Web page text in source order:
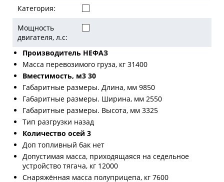
Категория:
Мощность
двигателя, л.с:
Производитель НЕФАЗ
Масса перевозимого груза, кг 31400
Вместимость, м3 30
Габаритные размеры. Длина, мм 9850
Габаритные размеры. Ширина, мм 2550
Габаритные размеры. Высота, мм 3325
Тип разгрузки назад
Количество осей 3
Доп топливный бак нет
Допустимая масса, приходящаяся на седельное
устройство тягача, кг 12000
Снаряжённая масса полуприцепа, кг 7600